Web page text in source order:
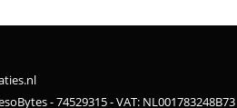
- 74529315 - VAT: NL001783248B73